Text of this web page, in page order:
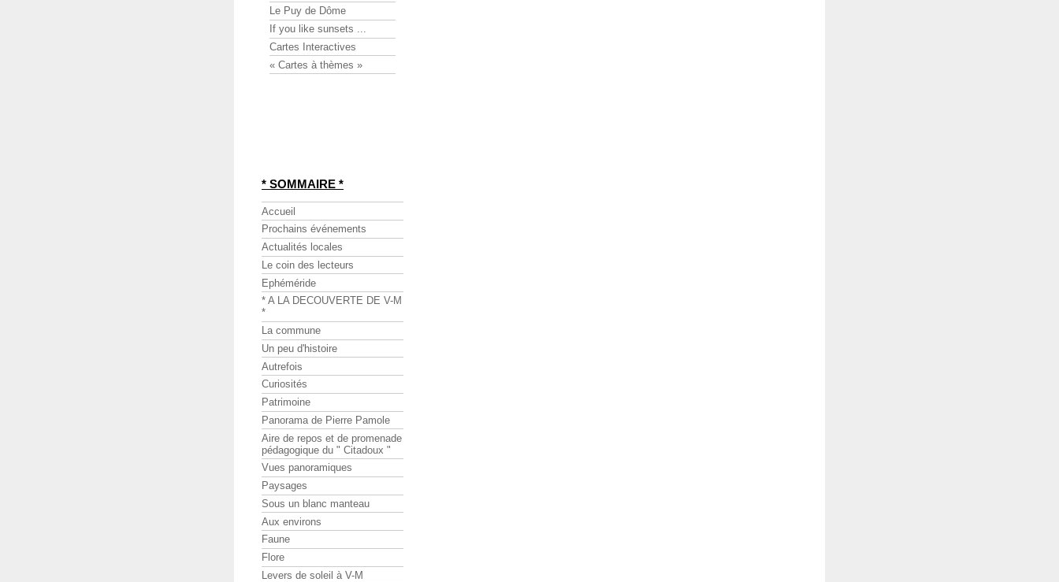
Le Puy de Dôme
If you like sunsets ...
Cartes Interactives
« Cartes à thèmes »
* SOMMAIRE *
Accueil
Prochains événements
Actualités locales
Le coin des lecteurs
Ephéméride
* A LA DECOUVERTE DE V-M
*
La commune
Un peu d'histoire
Autrefois
Curiosités
Patrimoine
Panorama de Pierre Pamole
Aire de repos et de promenade
pédagogique du " Citadoux "
Vues panoramiques
Paysages
Sous un blanc manteau
Aux environs
Faune
Flore
Levers de soleil à V-M